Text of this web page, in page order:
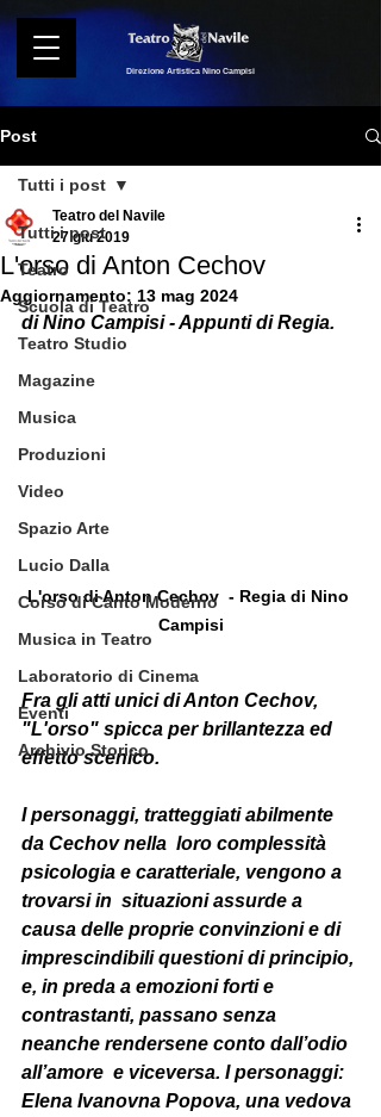
Direzione Artistica Nino Campisi
Post
Tutti i post
Teatro
Scuola di Teatro
Teatro Studio
Magazine
Musica
Produzioni
Video
Spazio Arte
Lucio Dalla
Corso di Canto Moderno
Musica in Teatro
Laboratorio di Cinema
Eventi
Archivio Storico
Tutti i post
L'orso di Anton Cechov
Teatro del Navile
27 giu 2019
Aggiornamento: 13 mag 2024
di Nino Campisi - Appunti di Regia.
L'orso di Anton Cechov  - Regia di Nino
Campisi
Fra gli atti unici di Anton Cechov,
"L'orso" spicca per brillantezza ed
effetto scenico.
I personaggi, tratteggiati abilmente
da Cechov nella  loro complessità
psicologia e caratteriale, vengono a
trovarsi in  situazioni assurde a
causa delle proprie convinzioni e di
imprescindibili questioni di principio,
e, in preda a emozioni forti e
contrastanti, passano senza
neanche rendersene conto dall’odio
all’amore  e viceversa. I personaggi:
Elena Ivanovna Popova, una vedova